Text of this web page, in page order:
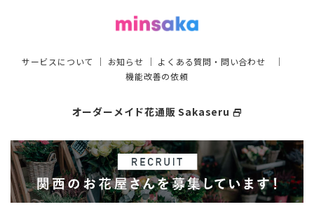
サービスについて ｜ お知らせ ｜ よくある質問・問い合わせ ｜
機能改善の依頼
オーダーメイド花通販 Sakaseru select_window